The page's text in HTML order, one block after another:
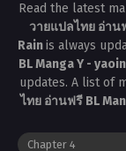
Read the latest
วายแปลไทย อ่าน
Rainis always
BL Manga Y -
updates. A list of
ไทย อ่านฟรี BL